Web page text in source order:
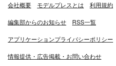
会社概要 モデルプレスとは 利用規約
編集部からのお知らせ RSS一覧
アプリケーションプライバシーポリシー
情報提供・広告掲載・お問い合わせ